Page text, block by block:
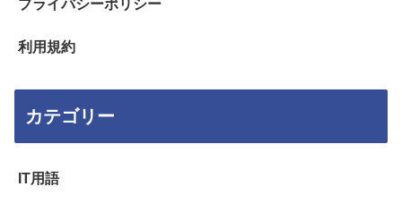
プライバシーポリシー
利用規約
カテゴリー
IT用語